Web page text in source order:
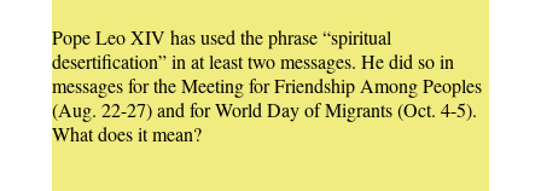
Pope Leo XIV has used the phrase “spiritual
desertification” in at least two messages. He did so in
messages for the Meeting for Friendship Among Peoples
(Aug. 22-27) and for World Day of Migrants (Oct. 4-5).
What does it mean?